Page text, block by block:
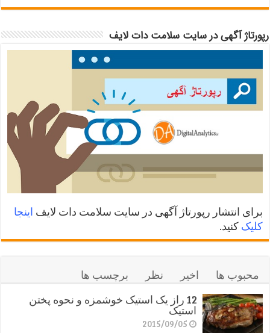
رپورتاژ آگهی در سایت سلامت دات لایف
برای انتشار رپورتاژ آگهی در سایت سلامت دات لایف اینجا
کلیک کنید.
محبوب ها اخیر نظر
برچسب ها
12 راز یک استیک خوشمزه و نحوه پختن
استیک
2015/09/05